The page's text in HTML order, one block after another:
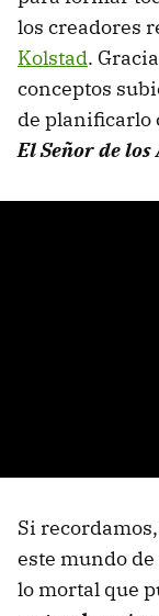
los creadores
Kolstad.
conceptos
de planificarlo
El Señor de
Si
este mundo
lo mortal que